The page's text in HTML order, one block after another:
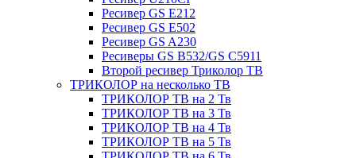
Ресивер GS E212
Ресивер GS E502
Ресивер GS A230
Ресиверы GS B532/GS C5911
Второй ресивер Триколор ТВ
ТРИКОЛОР на несколько ТВ
ТРИКОЛОР ТВ на 2 Тв
ТРИКОЛОР ТВ на 3 Тв
ТРИКОЛОР ТВ на 4 Тв
ТРИКОЛОР ТВ на 5 Тв